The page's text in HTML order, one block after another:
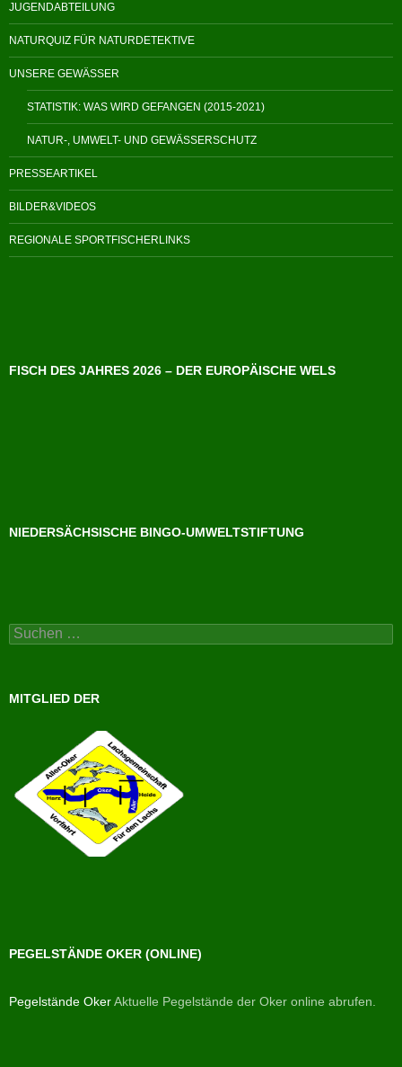
JUGENDABTEILUNG
NATURQUIZ FÜR NATURDETEKTIVE
UNSERE GEWÄSSER
STATISTIK: WAS WIRD GEFANGEN (2015-2021)
NATUR-, UMWELT- UND GEWÄSSERSCHUTZ
PRESSEARTIKEL
BILDER&VIDEOS
REGIONALE SPORTFISCHERLINKS
FISCH DES JAHRES 2026 – DER EUROPÄISCHE WELS
NIEDERSÄCHSISCHE BINGO-UMWELTSTIFTUNG
Suchen
nach:
MITGLIED DER
PEGELSTÄNDE OKER (ONLINE)
Pegelstände OkerAktuelle Pegelstände der Oker online abrufen.